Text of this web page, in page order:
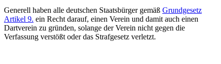
Generell haben alle deutschen Staatsbürger gemäß Grundgesetz
Artikel 9. ein Recht darauf, einen Verein und damit auch einen
Dartverein zu gründen, solange der Verein nicht gegen die
Verfassung verstößt oder das Strafgesetz verletzt.